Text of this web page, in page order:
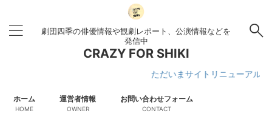
劇団四季の俳優情報や観劇レポート、公演情報などを
発信中
CRAZY FOR SHIKI
ただいまサイトリニューアル作
ホーム
HOME
運営者情報
OWNER
お問い合わせフォーム
CONTACT